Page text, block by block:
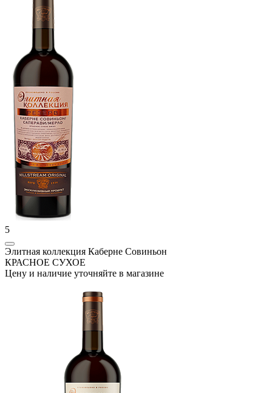
5
Элитная коллекция Каберне Совиньон
КРАСНОЕ СУХОЕ
Цену и наличие уточняйте в магазине